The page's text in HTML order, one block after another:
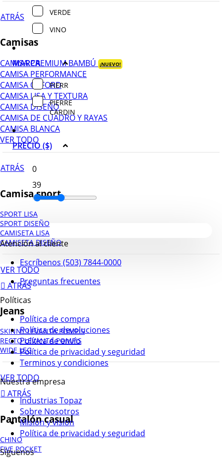
ATRÁS
Camisas
CAMISA PREMIUM BAMBÚ ¡NUEVO!
CAMISA PERFORMANCE
CAMISA OXFORD
CAMISA LISA Y TEXTURA
CAMISA DISEÑO
CAMISA DE CUADRO Y RAYAS
CAMISA BLANCA
VER TODO
ATRÁS
Camisa sport
SPORT LISA
SPORT DISEÑO
CAMISETA LISA
CAMISETA DISEÑO
VER TODO
ATRÁS
Jeans
SKINNY LEVANTA POMPIS
RECTO LEVANTA POMPIS
WIDE LEG
VER TODO
ATRÁS
Pantalón casual
CHINO
FIVE POCKET
VERDE
VINO
MARCA
PIERR
PIERRE
CARDIN
PRECIO ($)
Atención al cliente
Escríbenos (503) 7844-0000
Preguntas frecuentes
Políticas
Política de compra
Política de devoluciones
Política de envío
Política de privacidad y seguridad
Terminos y condiciones
Nuestra empresa
Industrias Topaz
Sobre Nosotros
Mision y vision
Política de privacidad y seguridad
Síguenos